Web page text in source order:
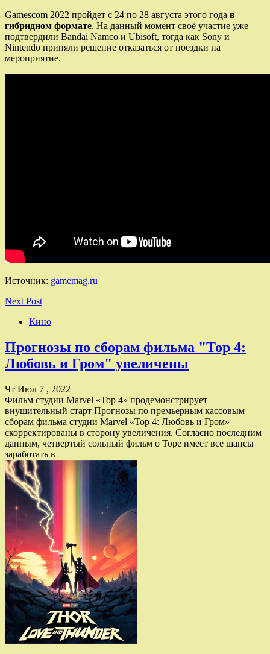
Gamescom 2022 пройдет с 24 по 28 августа этого года в
гибридном формате. На данный момент своё участие уже
подтвердили Bandai Namco и Ubisoft, тогда как Sony и
Nintendo приняли решение отказаться от поездки на
мероприятие.
Источник: gamemag.ru
Next Post
Кино
Прогнозы по сборам фильма "Тор 4:
Любовь и Гром" увеличены
Чт Июл 7 , 2022
Фильм студии Marvel «Тор 4» продемонстрирует
внушительный старт Прогнозы по премьерным кассовым
сборам фильма студии Marvel «Тор 4: Любовь и Гром»
скорректированы в сторону увеличения. Согласно последним
данным, четвертый сольный фильм о Торе имеет все шансы
заработать в